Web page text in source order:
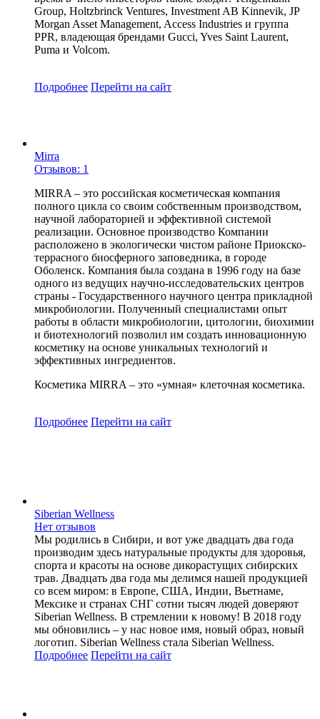
Group, Holtzbrinck Ventures, Investment AB Kinnevik, JP
Morgan Asset Management, Access Industries и группа
PPR, владеющая брендами Gucci, Yves Saint Laurent,
Puma и Volcom.
Подробнее Перейти на сайт
Mirra
Отзывов: 1
MIRRA – это российская косметическая компания
полного цикла со своим собственным производством,
научной лабораторией и эффективной системой
реализации. Основное производство Компании
расположено в экологически чистом районе Приокско-
террасного биосферного заповедника, в городе
Оболенск. Компания была создана в 1996 году на базе
одного из ведущих научно-исследовательских центров
страны - Государственного научного центра прикладной
микробиологии. Полученный специалистами опыт
работы в области микробиологии, цитологии, биохимии
и биотехнологий позволил им создать инновационную
косметику на основе уникальных технологий и
эффективных ингредиентов.
Косметика MIRRA – это «умная» клеточная косметика.
Подробнее Перейти на сайт
Siberian Wellness
Нет отзывов
Мы родились в Сибири, и вот уже двадцать два года
производим здесь натуральные продукты для здоровья,
спорта и красоты на основе дикорастущих сибирских
трав. Двадцать два года мы делимся нашей продукцией
со всем миром: в Европе, США, Индии, Вьетнаме,
Мексике и странах СНГ сотни тысяч людей доверяют
Siberian Wellness. В стремлении к новому! В 2018 году
мы обновились – у нас новое имя, новый образ, новый
логотип. Siberian Wellness стала Siberian Wellness.
Подробнее Перейти на сайт